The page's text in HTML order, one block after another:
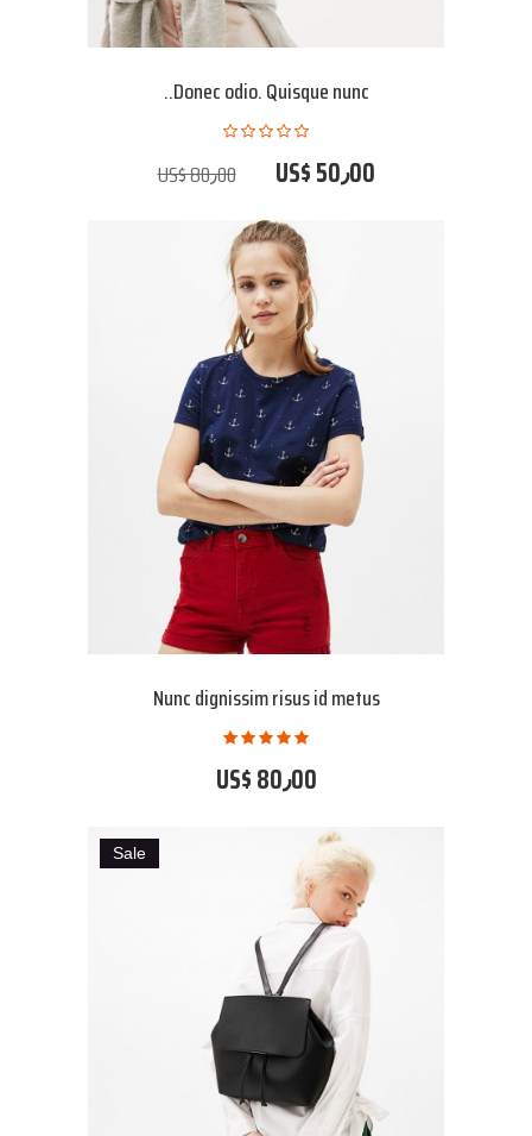
Donec odio. Quisque nunc..
US$ 50٫00 US$ 80٫00
Nunc dignissim risus id metus
US$ 80٫00
Sale